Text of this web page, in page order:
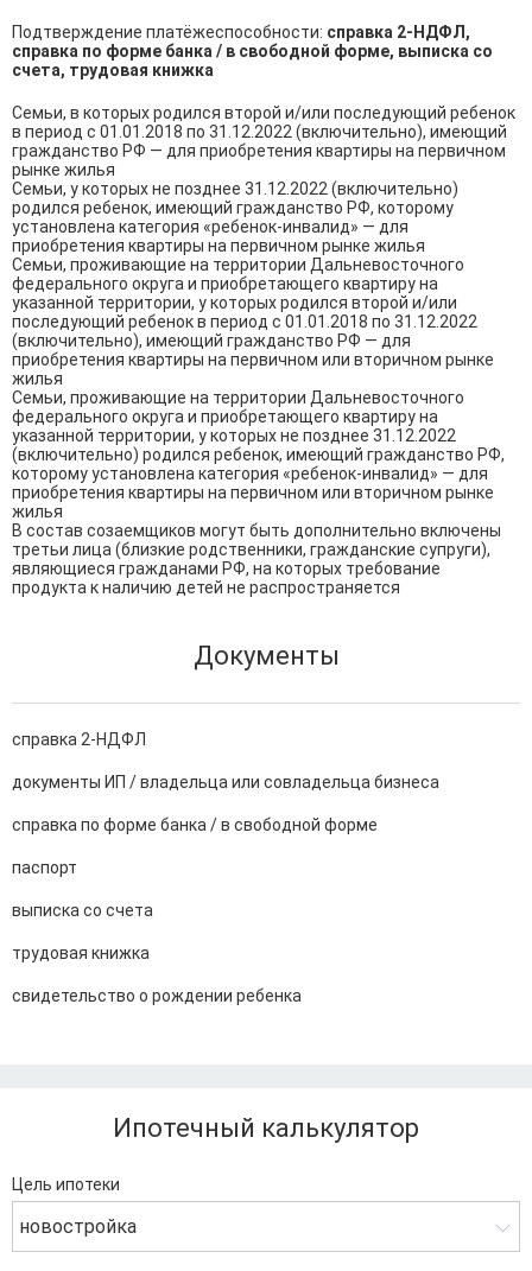
Подтверждение платёжеспособности: справка 2-НДФЛ,
справка по форме банка / в свободной форме, выписка со
счета, трудовая книжка
Семьи, в которых родился второй и/или последующий ребенок
в период с 01.01.2018 по 31.12.2022 (включительно), имеющий
гражданство РФ — для приобретения квартиры на первичном
рынке жилья
Семьи, у которых не позднее 31.12.2022 (включительно)
родился ребенок, имеющий гражданство РФ, которому
установлена категория «ребенок-инвалид» — для
приобретения квартиры на первичном рынке жилья
Семьи, проживающие на территории Дальневосточного
федерального округа и приобретающего квартиру на
указанной территории, у которых родился второй и/или
последующий ребенок в период с 01.01.2018 по 31.12.2022
(включительно), имеющий гражданство РФ — для
приобретения квартиры на первичном или вторичном рынке
жилья
Семьи, проживающие на территории Дальневосточного
федерального округа и приобретающего квартиру на
указанной территории, у которых не позднее 31.12.2022
(включительно) родился ребенок, имеющий гражданство РФ,
которому установлена категория «ребенок-инвалид» — для
приобретения квартиры на первичном или вторичном рынке
жилья
В состав созаемщиков могут быть дополнительно включены
третьи лица (близкие родственники, гражданские супруги),
являющиеся гражданами РФ, на которых требование
продукта к наличию детей не распространяется
Документы
справка 2-НДФЛ
документы ИП / владельца или совладельца бизнеса
справка по форме банка / в свободной форме
паспорт
выписка со счета
трудовая книжка
свидетельство о рождении ребенка
Ипотечный калькулятор
Цель ипотеки
новостройка